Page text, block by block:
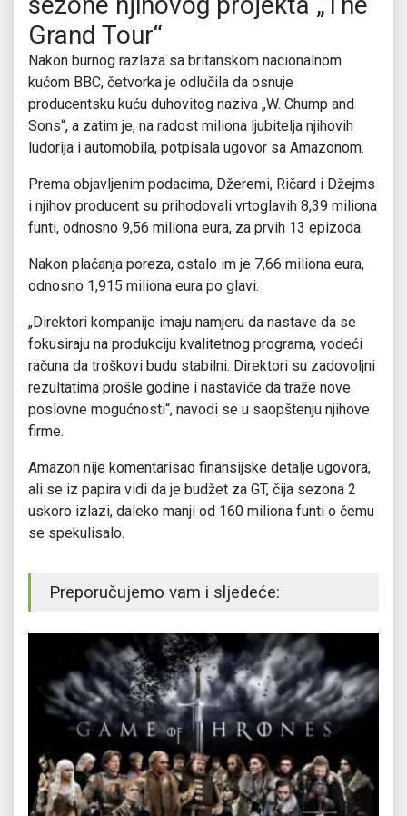
Grand Tour“
Nakon burnog razlaza sa britanskom nacionalnom
kućom BBC, četvorka je odlučila da osnuje
producentsku kuću duhovitog naziva „W. Chump and
Sons“, a zatim je, na radost miliona ljubitelja njihovih
ludorija i automobila, potpisala ugovor sa Amazonom.
Prema objavljenim podacima, Džeremi, Ričard i Džejms
i njihov producent su prihodovali vrtoglavih 8,39 miliona
funti, odnosno 9,56 miliona eura, za prvih 13 epizoda.
Nakon plaćanja poreza, ostalo im je 7,66 miliona eura,
odnosno 1,915 miliona eura po glavi.
„Direktori kompanije imaju namjeru da nastave da se
fokusiraju na produkciju kvalitetnog programa, vodeći
računa da troškovi budu stabilni. Direktori su zadovoljni
rezultatima prošle godine i nastaviće da traže nove
poslovne mogućnosti“, navodi se u saopštenju njihove
firme.
Amazon nije komentarisao finansijske detalje ugovora,
ali se iz papira vidi da je budžet za GT, čija sezona 2
uskoro izlazi, daleko manji od 160 miliona funti o čemu
se spekulisalo.
Preporučujemo vam i sljedeće: